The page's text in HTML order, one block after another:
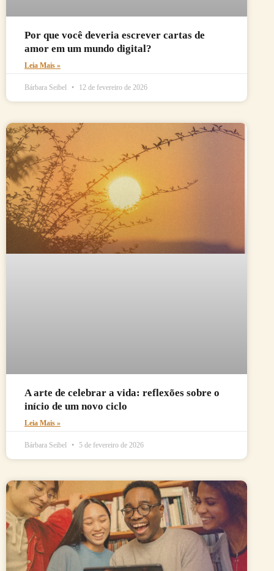
Por que você deveria escrever cartas de
amor em um mundo digital?
Leia Mais »
Bárbara Seibel 12 de fevereiro de 2026
A arte de celebrar a vida: reflexões sobre o
início de um novo ciclo
Leia Mais »
Bárbara Seibel 5 de fevereiro de 2026